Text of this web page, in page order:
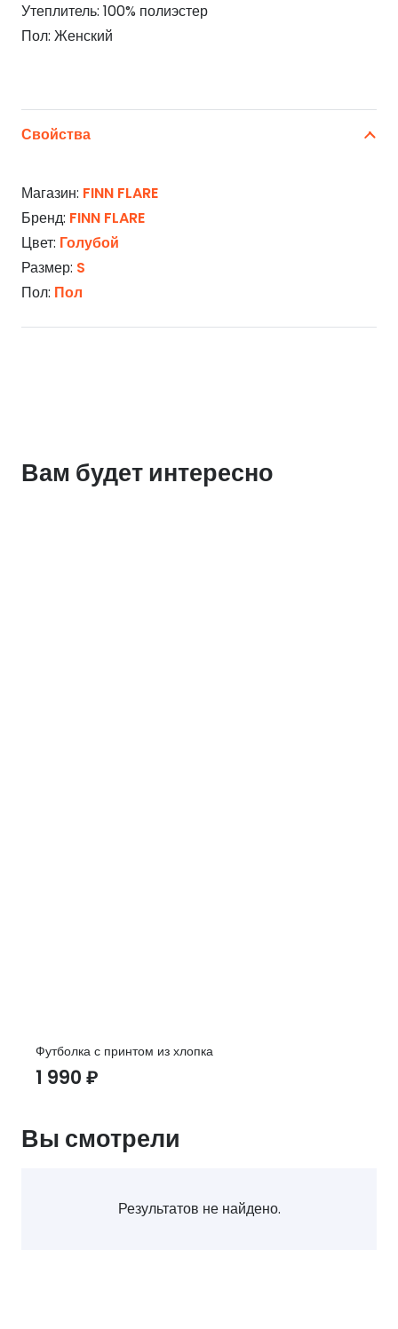
Утеплитель: 100% полиэстер
Пол: Женский
Свойства
Магазин: FINN FLARE
Бренд: FINN FLARE
Цвет: Голубой
Размер: S
Пол: Пол
Вам будет интересно
Футболка с принтом из хлопка
1 990 ₽
Вы смотрели
Результатов не найдено.